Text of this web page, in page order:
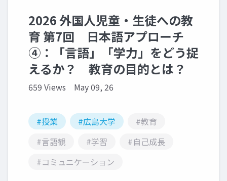
2026 外国人児童・生徒への教
育 第7回 日本語アプローチ
④：「言語」「学力」をどう捉
えるか？ 教育の目的とは？
659 Views May 09, 26
#授業 #広島大学
#教育
#言語観
#学習
#自己成長
#コミュニケーション